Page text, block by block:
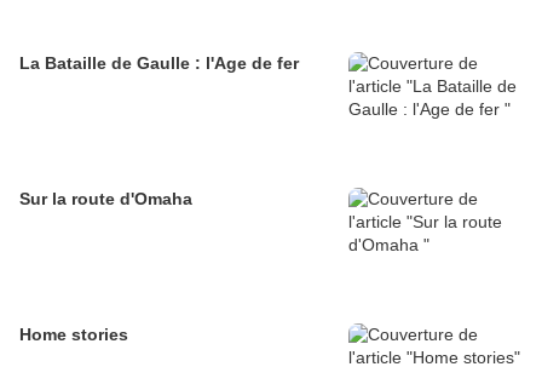
La Bataille de Gaulle : l'Age de fer
Sur la route d'Omaha
Home stories